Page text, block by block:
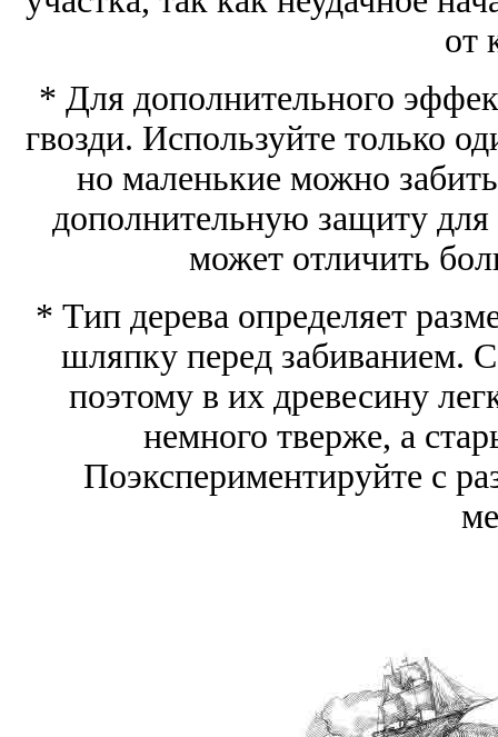
от
* Для дополнительного
гвозди. Используйте только
но маленькие можно
дополнительную защиту для
может отличить
* Тип дерева определяет
шляпку перед забиванием.
поэтому в их древесину
немного тверже, а
Поэкспериментируйте с